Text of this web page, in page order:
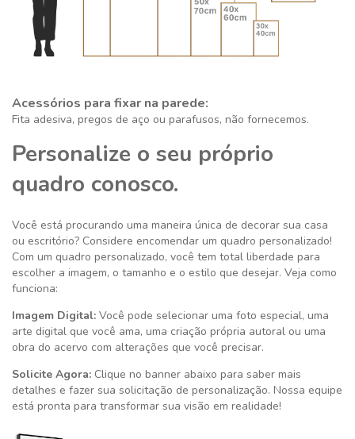
Acessórios para fixar na parede:
Fita adesiva, pregos de aço ou parafusos, não fornecemos.
Personalize o seu próprio
quadro conosco.
Você está procurando uma maneira única de decorar sua casa
ou escritório? Considere encomendar um quadro personalizado!
Com um quadro personalizado, você tem total liberdade para
escolher a imagem, o tamanho e o estilo que desejar. Veja como
funciona:
Imagem Digital: Você pode selecionar uma foto especial, uma
arte digital que você ama, uma criação própria autoral ou uma
obra do acervo com alterações que você precisar.
Solicite Agora: Clique no banner abaixo para saber mais
detalhes e fazer sua solicitação de personalização. Nossa equipe
está pronta para transformar sua visão em realidade!